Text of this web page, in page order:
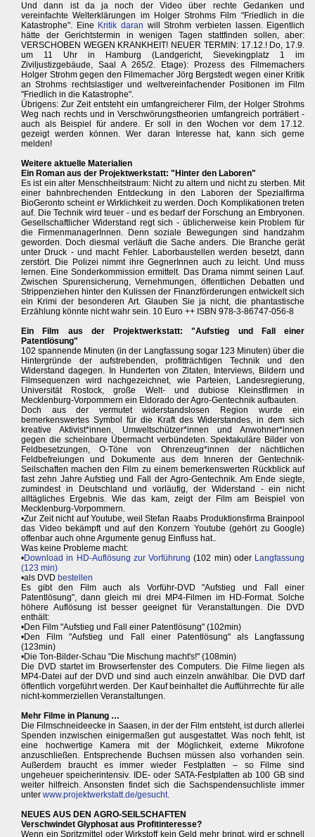
Und dann ist da ja noch der Video über rechte Gedanken und
vereinfachte Welterklärungen im Holger Strohms Film "Friedlich in die
Katastrophe". Eine Kritik daran will Strohm verbieten lassen. Eigentlich
hätte der Gerichtstermin in wenigen Tagen stattfinden sollen, aber:
VERSCHOBEN WEGEN KRANKHEIT! NEUER TERMIN: 17.12.! Do, 17.9.
um 11 Uhr in Hamburg (Landgericht, Sievekingplatz 1 im
Ziviljustizgebäude, Saal A 265/2. Etage): Prozess des Filmemachers
Holger Strohm gegen den Filmemacher Jörg Bergstedt wegen einer Kritik
an Strohms rechtslastiger und weltvereinfachender Positionen im Film
"Friedlich in die Katastrophe".
Übrigens: Zur Zeit entsteht ein umfangreicherer Film, der Holger Strohms
Weg nach rechts und in Verschwörungstheorien umfangreich porträtiert -
auch als Beispiel für andere. Er soll in den Wochen vor dem 17.12.
gezeigt werden können. Wer daran Interesse hat, kann sich gerne
melden!
Weitere aktuelle Materialien
Ein Roman aus der Projektwerkstatt: "Hinter den Laboren"
Es ist ein alter Menschheitstraum: Nicht zu altern und nicht zu sterben. Mit
einer bahnbrechenden Entdeckung in den Laboren der Spezialfirma
BioGeronto scheint er Wirklichkeit zu werden. Doch Komplikationen treten
auf. Die Technik wird teuer - und es bedarf der Forschung an Embryonen.
Gesellschaftlicher Widerstand regt sich - üblicherweise kein Problem für
die FirmenmanagerInnen. Denn soziale Bewegungen sind handzahm
geworden. Doch diesmal verläuft die Sache anders. Die Branche gerät
unter Druck - und macht Fehler. Laborbaustellen werden besetzt, dann
zerstört. Die Polizei nimmt ihre GegnerInnen auch zu leicht. Und muss
lernen. Eine Sonderkommission ermittelt. Das Drama nimmt seinen Lauf.
Zwischen Spurensicherung, Vernehmungen, öffentlichen Debatten und
Strippenziehen hinter den Kulissen der Finanzförderungen entwickelt sich
ein Krimi der besonderen Art. Glauben Sie ja nicht, die phantastische
Erzählung könnte nicht wahr sein. 10 Euro ++ ISBN 978-3-86747-056-8
Ein Film aus der Projektwerkstatt: "Aufstieg und Fall einer
Patentlösung"
102 spannende Minuten (in der Langfassung sogar 123 Minuten) über die
Hintergründe der aufstrebenden, profitträchtigen Technik und den
Widerstand dagegen. In Hunderten von Zitaten, Interviews, Bildern und
Filmsequenzen wird nachgezeichnet, wie Parteien, Landesregierung,
Universität Rostock, große Welt- und dubiose Kleinstfirmen in
Mecklenburg-Vorpommern ein Eldorado der Agro-Gentechnik aufbauten.
Doch aus der vermutet widerstandslosen Region wurde ein
bemerkenswertes Symbol für die Kraft des Widerstandes, in dem sich
kreative Aktivist*innen, Umweltschützer*innen und Anwohner*innen
gegen die scheinbare Übermacht verbündeten. Spektakuläre Bilder von
Feldbesetzungen, O-Töne von Ohrenzeug*innen der nächtlichen
Feldbefreiungen und Dokumente aus dem Inneren der Gentechnik-
Seilschaften machen den Film zu einem bemerkenswerten Rückblick auf
fast zehn Jahre Aufstieg und Fall der Agro-Gentechnik. Am Ende siegte,
zumindest in Deutschland und vorläufig, der Widerstand - ein nicht
alltägliches Ergebnis. Wie das kam, zeigt der Film am Beispiel von
Mecklenburg-Vorpommern.
•Zur Zeit nicht auf Youtube, weil Stefan Raabs Produktionsfirma Brainpool
das Video bekämpft und auf den Konzern Youtube (gehört zu Google)
offenbar auch ohne Argumente genug Einfluss hat..
Was keine Probleme macht:
•Download in HD-Auflösung zur Vorführung (102 min) oder Langfassung
(123 min)
•als DVD bestellen
Es gibt den Film auch als Vorführ-DVD "Aufstieg und Fall einer
Patentlösung", dann gleich mi drei MP4-Filmen im HD-Format. Solche
höhere Auflösung ist besser geeignet für Veranstaltungen. Die DVD
enthält:
•Den Film "Aufstieg und Fall einer Patentlösung" (102min)
•Den Film "Aufstieg und Fall einer Patentlösung" als Langfassung
(123min)
•Die Ton-Bilder-Schau "Die Mischung macht's!" (108min)
Die DVD startet im Browserfenster des Computers. Die Filme liegen als
MP4-Datei auf der DVD und sind auch einzeln anwählbar. Die DVD darf
öffentlich vorgeführt werden. Der Kauf beinhaltet die Aufführrechte für alle
nicht-kommerziellen Veranstaltungen.
Mehr Filme in Planung …
Die Filmschneideecke in Saasen, in der der Film entsteht, ist durch allerlei
Spenden inzwischen einigermaßen gut ausgestattet. Was noch fehlt, ist
eine hochwertige Kamera mit der Möglichkeit, externe Mikrofone
anzuschließen. Entsprechende Buchsen müssen also vorhanden sein.
Außerdem braucht es immer wieder Festplatten – so Filme sind
ungeheuer speicherintensiv. IDE- oder SATA-Festplatten ab 100 GB sind
weiter hilfreich. Ansonsten findet sich die Sachspendensuchliste immer
unter www.projektwerkstatt.de/gesucht.
NEUES AUS DEN AGRO-SEILSCHAFTEN
Verschwindet Glyphosat aus Profitinteresse?
Wenn ein Spritzmittel oder Wirkstoff kein Geld mehr bringt, wird er schnell